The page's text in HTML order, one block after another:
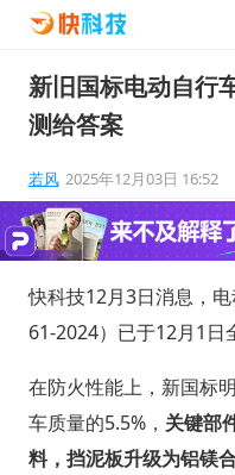
新旧国标电动自行
测给答案
若风 2025年12月03日 16:52
快科技12月3日消息，
61-2024）已于12月1日
在防火性能上，新国标
车质量的5.5%， 关键部
料，挡泥板升级为铝镁